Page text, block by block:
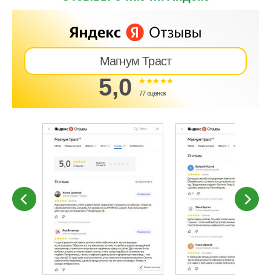
Магнум Траст
5,0 77 оценок